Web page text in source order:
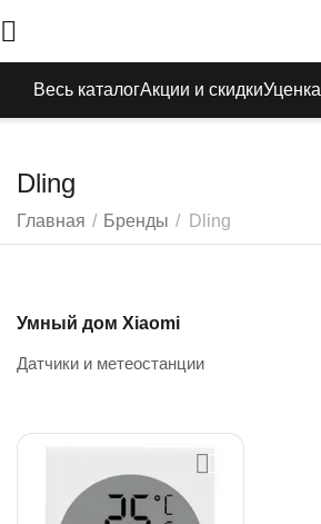
Весь каталогАкции и скидкиУценка
Dling
Главная / Бренды / Dling
Умный дом Xiaomi
Датчики и метеостанции